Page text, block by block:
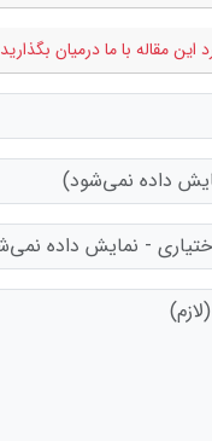
این مقاله با ما درمیان بگذارید